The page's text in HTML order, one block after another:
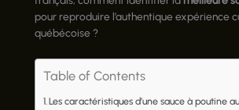
pour reproduire l’authentique expérience
québécoise ?
Table of Contents
Les caractéristiques d’une sauce à poutine